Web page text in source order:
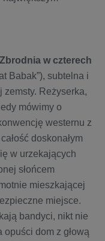
w czterech
Babak”), subtelna i
zemsty. Reżyserka,
mówimy o
westernu z
doskonałym
w urzekających
słońcem
mieszkającej
miejsce.
bandyci, nikt nie
dom z głową